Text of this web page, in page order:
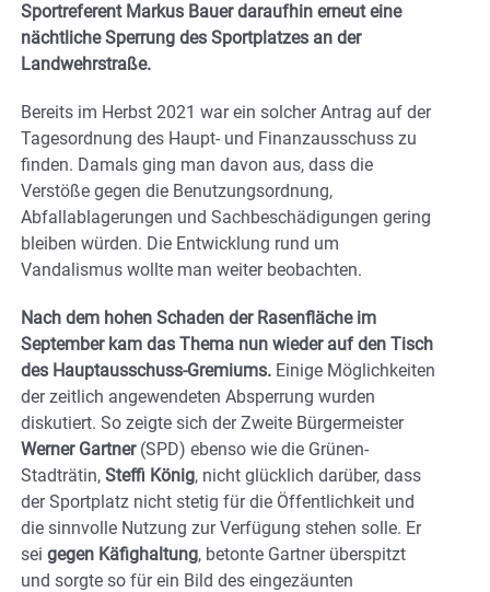
Sportreferent Markus Bauer daraufhin erneut eine
nächtliche Sperrung des Sportplatzes an der
Landwehrstraße.
Bereits im Herbst 2021 war ein solcher Antrag auf der
Tagesordnung des Haupt- und Finanzausschuss zu
finden. Damals ging man davon aus, dass die
Verstöße gegen die Benutzungsordnung,
Abfallablagerungen und Sachbeschädigungen gering
bleiben würden. Die Entwicklung rund um
Vandalismus wollte man weiter beobachten.
Nach dem hohen Schaden der Rasenfläche im
September kam das Thema nun wieder auf den Tisch
des Hauptausschuss-Gremiums. Einige Möglichkeiten
der zeitlich angewendeten Absperrung wurden
diskutiert. So zeigte sich der Zweite Bürgermeister
Werner Gartner(SPD) ebenso wie die Grünen-
Stadträtin, Steffi König, nicht glücklich darüber, dass
der Sportplatz nicht stetig für die Öffentlichkeit und
die sinnvolle Nutzung zur Verfügung stehen solle. Er
sei gegen Käfighaltung, betonte Gartner überspitzt
und sorgte so für ein Bild des eingezäunten